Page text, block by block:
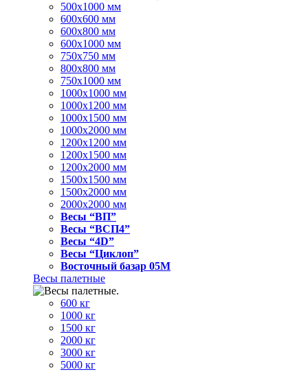
500x1000 мм
600x600 мм
600x800 мм
600x1000 мм
750x750 мм
800x800 мм
750x1000 мм
1000x1000 мм
1000x1200 мм
1000x1500 мм
1000x2000 мм
1200x1200 мм
1200x1500 мм
1200x2000 мм
1500x1500 мм
1500x2000 мм
2000x2000 мм
Весы “ВП”
Весы “ВСП4”
Весы “4D”
Весы “Циклоп”
Восточный базар 05M
Весы палетные
600 кг
1000 кг
1500 кг
2000 кг
3000 кг
5000 кг